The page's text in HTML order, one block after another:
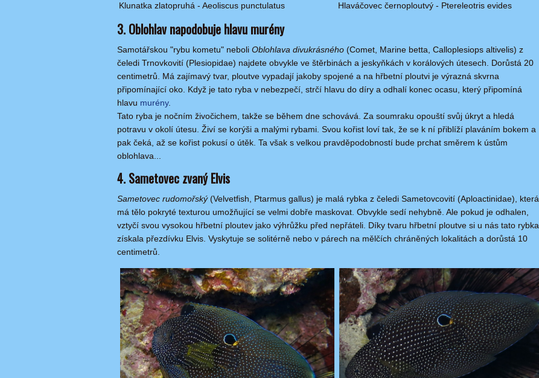
Klunatka zlatopruhá - Aeoliscus punctulatus Hlaváčovec černoploutvý - Ptereleotris evides
3. Oblohlav napodobuje hlavu murény
Samotářskou "rybu kometu" neboli Oblohlava divukrásného (Comet, Marine betta, Calloplesiops altivelis) z
čeledi Trnovkovití (Plesiopidae) najdete obvykle ve štěrbinách a jeskyňkách v korálových útesech. Dorůstá 20
centimetrů. Má zajímavý tvar, ploutve vypadají jakoby spojené a na hřbetní ploutvi je výrazná skvrna
připomínající oko. Když je tato ryba v nebezpečí, strčí hlavu do díry a odhalí konec ocasu, který připomíná
hlavu murény.
Tato ryba je nočním živočichem, takže se během dne schovává. Za soumraku opouští svůj úkryt a hledá
potravu v okolí útesu. Živí se korýši a malými rybami. Svou kořist loví tak, že se k ní přiblíží plaváním bokem a
pak čeká, až se kořist pokusí o útěk. Ta však s velkou pravděpodobností bude prchat směrem k ústům
oblohlava...
4. Sametovec zvaný Elvis
Sametovec rudomořský(Velvetfish, Ptarmus gallus) je malá rybka z čeledi Sametovcovití (Aploactinidae), která
má tělo pokryté texturou umožňující se velmi dobře maskovat. Obvykle sedí nehybně. Ale pokud je odhalen,
vztyčí svou vysokou hřbetní ploutev jako výhrůžku před nepřáteli. Díky tvaru hřbetní ploutve si u nás tato rybka
získala přezdívku Elvis. Vyskytuje se solitérně nebo v párech na mělčích chráněných lokalitách a dorůstá 10
centimetrů.